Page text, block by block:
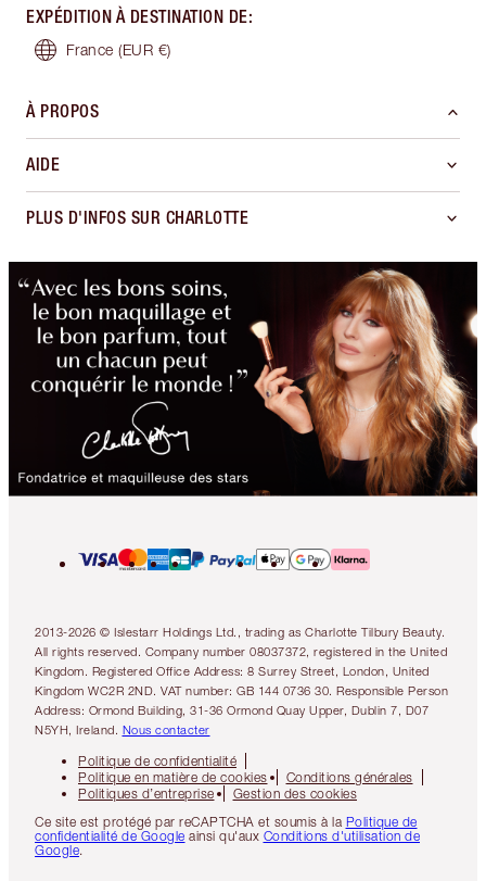
EXPÉDITION À DESTINATION DE:
France (EUR €)
À PROPOS
AIDE
PLUS D'INFOS SUR CHARLOTTE
2013-2026 © Islestarr Holdings Ltd., trading as Charlotte Tilbury Beauty.
All rights reserved. Company number 08037372, registered in the United
Kingdom. Registered Office Address: 8 Surrey Street, London, United
Kingdom WC2R 2ND. VAT number: GB 144 0736 30. Responsible Person
Address: Ormond Building, 31-36 Ormond Quay Upper, Dublin 7, D07
N5YH, Ireland. Nous contacter
Politique de confidentialité
Politique en matière de cookies
Conditions générales
Politiques d’entreprise
Gestion des cookies
Ce site est protégé par reCAPTCHA et soumis à la Politique de
confidentialité de Google ainsi qu'aux Conditions d'utilisation de
Google.